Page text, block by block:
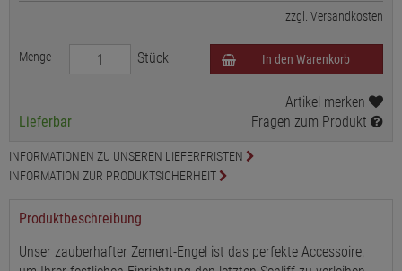
zzgl. Versandkosten
Menge Stück In den Warenkorb
Lieferbar
Artikel merken
Fragen zum Produkt
INFORMATIONEN ZU UNSEREN LIEFERFRISTEN
INFORMATION ZUR PRODUKTSICHERHEIT
Produktbeschreibung
Unser zauberhafter Zement-Engel ist das perfekte Accessoire,